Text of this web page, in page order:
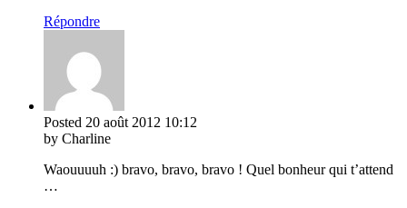
Répondre
Posted 20 août 2012 10:12
by Charline
Waouuuuh :) bravo, bravo, bravo ! Quel bonheur qui t’attend
…